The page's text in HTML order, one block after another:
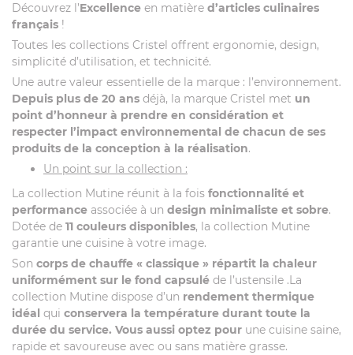
Découvrez l’Excellence en matière d’articles culinaires
français !
Toutes les collections Cristel offrent ergonomie, design,
simplicité d’utilisation, et technicité.
Une autre valeur essentielle de la marque : l’environnement.
Depuis plus de 20 ans déjà, la marque Cristel met un
point d’honneur à prendre en considération et
respecter l’impact environnemental de chacun de ses
produits de la conception à la réalisation.
Un point sur la collection :
La collection Mutine réunit à la fois fonctionnalité et
performance associée à un design minimaliste et sobre.
Dotée de 11 couleurs disponibles, la collection Mutine
garantie une cuisine à votre image.
Son corps de chauffe « classique » répartit la chaleur
uniformément sur le fond capsulé de l’ustensile .La
collection Mutine dispose d’un rendement thermique
idéal qui conservera la température durant toute la
durée du service. Vous aussi optez pour une cuisine saine,
rapide et savoureuse avec ou sans matière grasse.